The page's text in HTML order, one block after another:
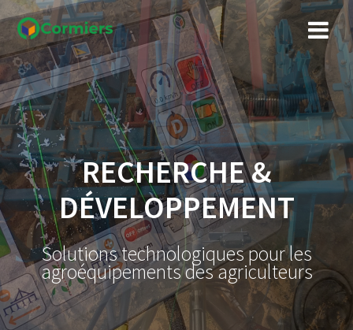
Skip
to
content
RECHERCHE &
DÉVELOPPEMENT
Solutions technologiques pour les
agroéquipements des agriculteurs